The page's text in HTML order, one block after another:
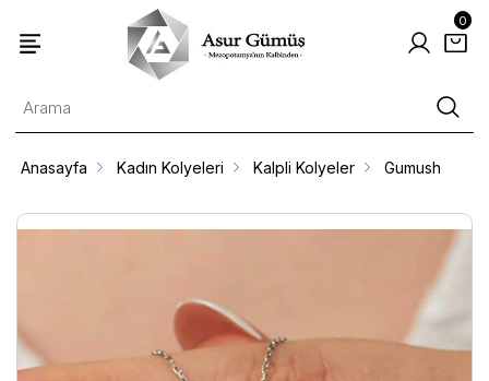
0
Anasayfa Kadın Kolyeleri Kalpli Kolyeler Gumush